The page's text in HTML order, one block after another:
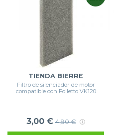
TIENDA BIERRE
Filtro de silenciador de motor
compatible con Folletto VK120
3,00 € 4,90 €